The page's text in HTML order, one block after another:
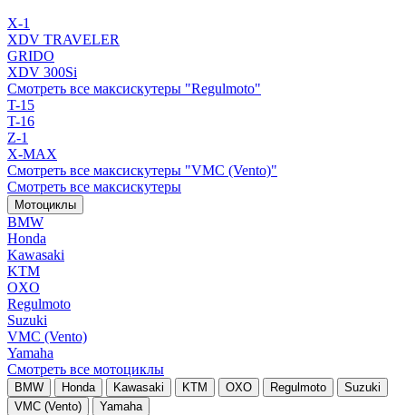
X-1
XDV TRAVELER
GRIDO
XDV 300Si
Смотреть все максискутеры "Regulmoto"
T-15
T-16
Z-1
X-MAX
Смотреть все максискутеры "VMC (Vento)"
Смотреть все максискутеры
Мотоциклы
BMW
Honda
Kawasaki
KTM
OXO
Regulmoto
Suzuki
VMC (Vento)
Yamaha
Смотреть все мотоциклы
BMW Honda Kawasaki KTM OXO Regulmoto
Suzuki
VMC (Vento)
Yamaha